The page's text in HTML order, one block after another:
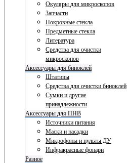
Окуляры для микроскопов
Запчасти
Покровные стекла
Предметные стекла
Литература
Средства для очистки
микроскопов
Аксессуары для биноклей
Штативы
Средства для очистки биноклей
Сумки и другие
принадлежности
Аксессуары для ПНВ
Источники питания
Маски и насадки
Микрофоны и пульты ДУ
Инфракрасные фонари
Разное